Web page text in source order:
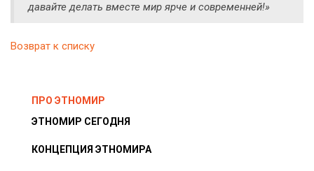
давайте делать вместе мир ярче и современней!»
Возврат к списку
ПРО ЭТНОМИР
ЭТНОМИР СЕГОДНЯ
КОНЦЕПЦИЯ ЭТНОМИРА